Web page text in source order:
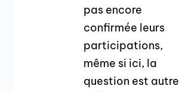
pas encore
confirmée leurs
participations,
même si ici, la
question est autre